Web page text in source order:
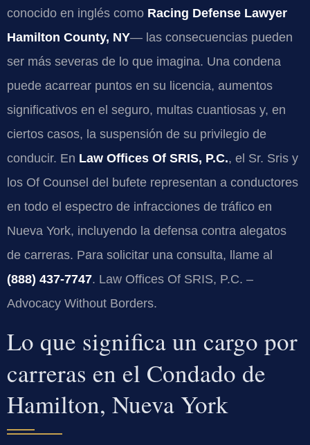
conocido en inglés como Racing Defense Lawyer
Hamilton County, NY— las consecuencias pueden
ser más severas de lo que imagina. Una condena
puede acarrear puntos en su licencia, aumentos
significativos en el seguro, multas cuantiosas y, en
ciertos casos, la suspensión de su privilegio de
conducir. En Law Offices Of SRIS, P.C., el Sr. Sris y
los Of Counsel del bufete representan a conductores
en todo el espectro de infracciones de tráfico en
Nueva York, incluyendo la defensa contra alegatos
de carreras. Para solicitar una consulta, llame al
(888) 437-7747. Law Offices Of SRIS, P.C. –
Advocacy Without Borders.
Lo que significa un cargo por
carreras en el Condado de
Hamilton, Nueva York